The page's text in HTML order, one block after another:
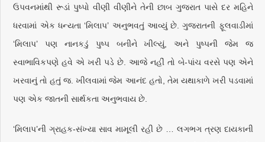
ઉપવનમાંથી રૂડાં પુષ્પો વીણી વીણીને તેની છાબ ગુજરાત પાસે દર મહિને
ધરવામાં એક ધન્યતા ‘મિલાપ’ અનુભવતું આવ્યું છે. ગુજરાતની ફૂલવાડીમાં
‘મિલાપ’ પણ નાનકડું પુષ્પ બનીને ખીલ્યું, અને પુષ્પની જેમ જ
સ્વાભાવિકપણે હવે એ ખરી પડે છે. આજે નહીં તો બે-પાંચ વરસે પણ એને
ખરવાનું તો હતું જ. ખીલવામાં જેમ આનંદ હતો, તેમ યથાકાળે ખરી પડવામાં
પણ એક જાતની સાર્થકતા અનુભવાય છે.
‘મિલાપ’ની ગ્રાહક-સંખ્યા સાવ મામૂલી રહી છે … લગભગ ત્રણ દાયકાની